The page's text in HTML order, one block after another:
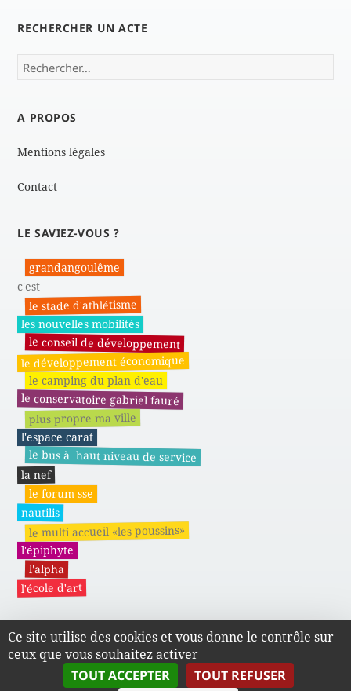
RECHERCHER UN ACTE
Rechercher :
A PROPOS
Mentions légales
Contact
LE SAVIEZ-VOUS ?
grandangoulême
c'est
le stade d'athlétisme
les nouvelles mobilités
le conseil de développement
le développement économique
le camping du plan d'eau
le conservatoire gabriel fauré
plus propre ma ville
l'espace carat
le bus à haut niveau de service
la nef
le forum sse
nautilis
le multi accueil «les poussins»
l'épiphyte
l'alpha
l'école d'art
Actes administratifs du SMAPE
Ce site utilise des cookies et vous donne le contrôle sur
ceux que vous souhaitez activer
TOUT ACCEPTER
TOUT REFUSER